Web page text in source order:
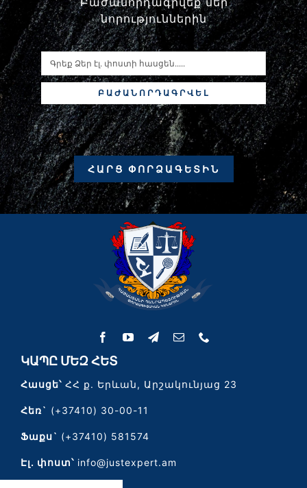
նորություններին
ԲԱԺԱՆՈՐԴԱԳՐՎԵԼ
ՀԱՐՑ ՓՈՐՁԱԳԵՏԻՆ
ԿԱՊԸ ՄԵԶ ՀԵՏ
Հասցե՝ՀՀ ք. Երևան, Արշակունյաց 23
Հեռ` (+37410) 30-00-11
Ֆաքս` (+37410) 581574
Էլ․ փոստ՝ info@justexpert.am